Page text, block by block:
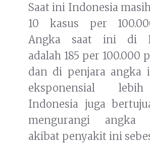
Saat ini Indonesia
10 kasus per
Angka saat ini di
adalah 185 per 100.000
dan di penjara angka
eksponensial
Indonesia juga
mengurangi angka
akibat penyakit ini